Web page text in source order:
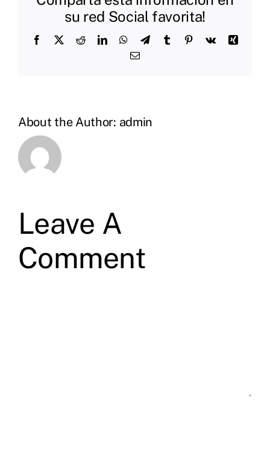
su red Social favorita!
Facebook
X RedditLinkedInWhatsApp
TelegramTumblr Pinterest
Vk
Xing
Email
About the Author: admin
Leave A
Comment